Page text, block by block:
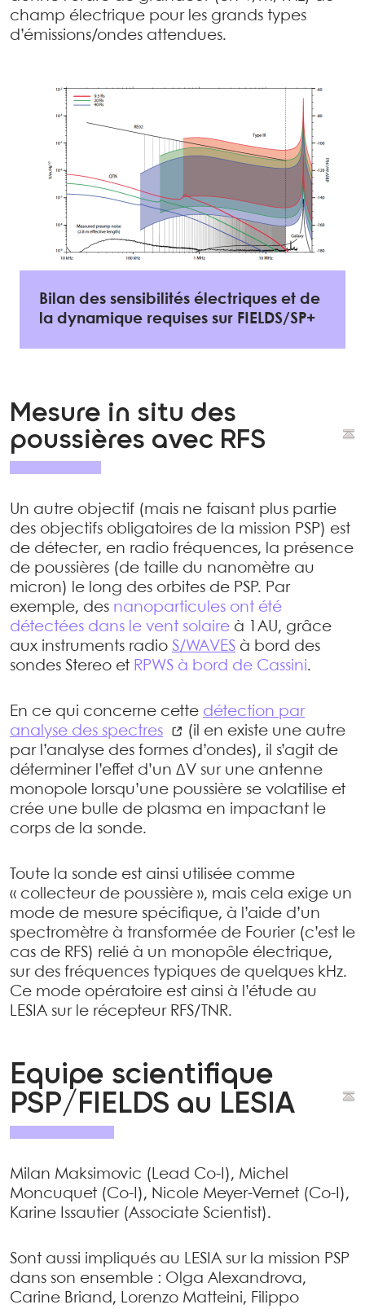
champ électrique pour les grands types
d’émissions/ondes attendues.
Bilan des sensibilités électriques et de
la dynamique requises sur FIELDS/SP+
Mesure in situ des
poussières avec RFS
Un autre objectif (mais ne faisant plus partie
des objectifs obligatoires de la mission PSP) est
de détecter, en radio fréquences, la présence
de poussières (de taille du nanomètre au
micron) le long des orbites de PSP. Par
exemple, des nanoparticules ont été
détectées dans le vent solaire à 1AU, grâce
aux instruments radio S/WAVES à bord des
sondes Stereo et RPWS à bord de Cassini.
En ce qui concerne cette détection par
analyse des spectres
(il en existe une autre
par l’analyse des formes d’ondes), il s’agit de
déterminer l’effet d’un ΔV sur une antenne
monopole lorsqu’une poussière se volatilise et
crée une bulle de plasma en impactant le
corps de la sonde.
Toute la sonde est ainsi utilisée comme
« collecteur de poussière », mais cela exige un
mode de mesure spécifique, à l’aide d’un
spectromètre à transformée de Fourier (c’est le
cas de RFS) relié à un monopôle électrique,
sur des fréquences typiques de quelques kHz.
Ce mode opératoire est ainsi à l’étude au
LESIA sur le récepteur RFS/TNR.
Equipe scientifique
PSP/FIELDS au LESIA
Milan Maksimovic (Lead Co-I), Michel
Moncuquet (Co-I), Nicole Meyer-Vernet (Co-I),
Karine Issautier (Associate Scientist).
Sont aussi impliqués au LESIA sur la mission PSP
dans son ensemble : Olga Alexandrova,
Carine Briand, Lorenzo Matteini, Filippo